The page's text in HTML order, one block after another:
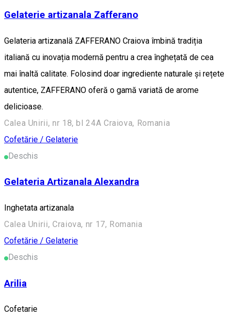
Gelaterie artizanala Zafferano
Gelateria artizanală ZAFFERANO Craiova îmbină tradiția
italiană cu inovația modernă pentru a crea înghețată de cea
mai înaltă calitate. Folosind doar ingrediente naturale și rețete
autentice, ZAFFERANO oferă o gamă variată de arome
delicioase.
Calea Unirii, nr 18, bl 24A Craiova, Romania
Cofetărie / Gelaterie
Deschis
Gelateria Artizanala Alexandra
Inghetata artizanala
Calea Unirii, Craiova, nr 17, Romania
Cofetărie / Gelaterie
Deschis
Arilia
Cofetarie